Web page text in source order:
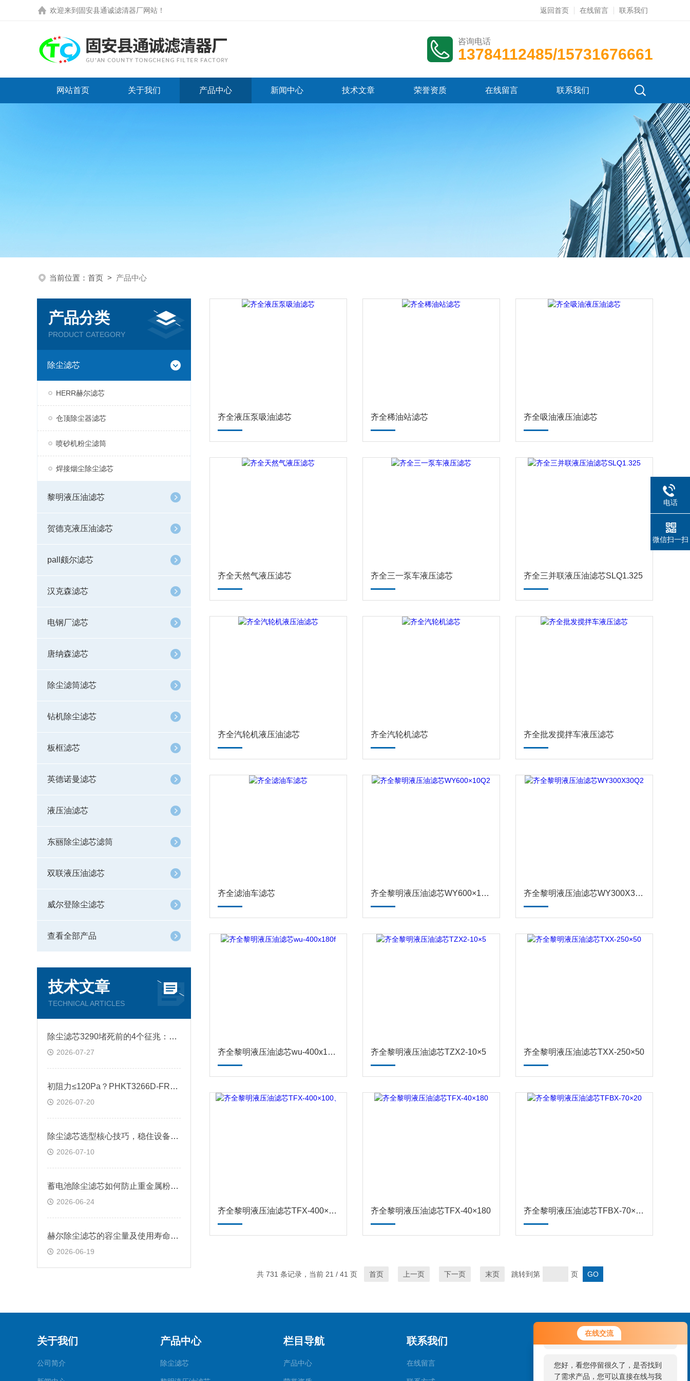
在线交流
您好！欢迎前来咨询，很高兴为您
服务，请问您要咨询什么问题呢？
您好，看您停留很久了，是否找到
了需求产品，您可以直接在线与我
欢迎来到 固安县通诚滤清器厂网站 ！ 返回首页 在线留言 联系我们
咨询电话
13784112485/15731676661
网站首页 关于我们 产品中心 新闻中心 技术文章 荣誉资质 在线留言 联系我们
当前位置： 首页 > 产品中心
产品分类
PRODUCT CATEGORY
除尘滤芯
HERR赫尔滤芯
仓顶除尘器滤芯
喷砂机粉尘滤筒
焊接烟尘除尘滤芯
黎明液压油滤芯
贺德克液压油滤芯
pall颇尔滤芯
汉克森滤芯
电钢厂滤芯
唐纳森滤芯
除尘滤筒滤芯
钻机除尘滤芯
板框滤芯
英德诺曼滤芯
液压油滤芯
东丽除尘滤芯滤筒
双联液压油滤芯
威尔登除尘滤芯
查看全部产品
技术文章
TECHNICAL ARTICLES
除尘滤芯3290堵死前的4个征兆：从出口排放浓度倒查滤材失效节点
2026-07-27
初阻力≤120Pa？PHKT3266D-FR除尘滤芯的阻力曲线与脉冲清灰响应实测
2026-07-20
除尘滤芯选型核心技巧，稳住设备除尘工况
2026-07-10
蓄电池除尘滤芯如何防止重金属粉尘外溢？
2026-06-24
赫尔除尘滤芯的容尘量及使用寿命实验数据
2026-06-19
齐全液压泵吸油滤芯 齐全稀油站滤芯 齐全吸油液压油滤芯
齐全天然气液压滤芯 齐全三一泵车液压滤芯 齐全三并联液压油滤芯SLQ1.325
齐全汽轮机液压油滤芯 齐全汽轮机滤芯 齐全批发搅拌车液压滤芯
齐全滤油车滤芯 齐全黎明液压油滤芯WY600×10Q2 齐全黎明液压油滤芯WY300X30Q2
齐全黎明液压油滤芯wu-400x180f 齐全黎明液压油滤芯TZX2-10×5 齐全黎明液压油滤芯TXX-250×50
齐全黎明液压油滤芯TFX-400×100、 齐全黎明液压油滤芯TFX-40×180 齐全黎明液压油滤芯TFBX-70×20
共 731 条记录，当前 21 / 41 页 首页 上一页 下一页 末页 跳转到第 页
关于我们
公司简介
产品中心
除尘滤芯
栏目导航
产品中心
联系我们
在线留言
电话
微信扫一扫